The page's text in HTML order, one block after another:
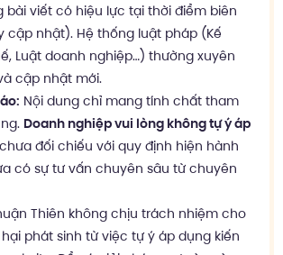
bài viết có hiệu lực tại thời điểm biên
cập nhật). Hệ thống luật pháp (Kế
Luật doanh nghiệp…) thường xuyên
cập nhật mới.
Nội dung chỉ mang tính chất tham
Doanh nghiệp vui lòng không tự ý áp
đối chiếu với quy định hiện hành
có sự tư vấn chuyên sâu từ chuyên
Thiên không chịu trách nhiệm cho
phát sinh từ việc tự ý áp dụng kiến